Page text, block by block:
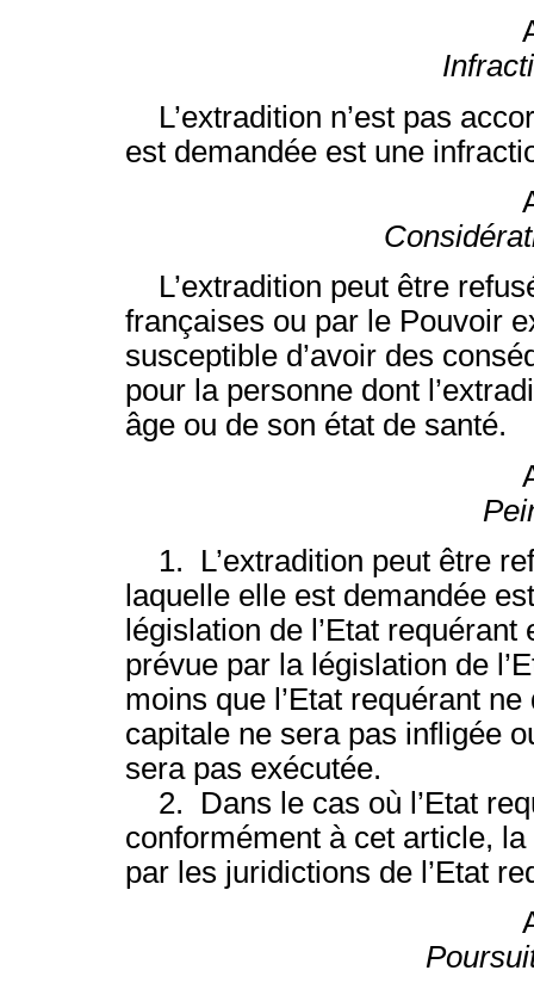
L’extradition n’est pas
est demandée est une
L’extradition peut être
françaises ou par le Pouvoir
susceptible d’avoir des
pour la personne dont
âge ou de son état de santé.
1. L’extradition peut être
laquelle elle est demandée
législation de l’Etat
prévue par la législation de
moins que l’Etat requérant
capitale ne sera pas infligée
sera pas exécutée.
2. Dans le cas où l’Etat
conformément à cet article,
par les juridictions de l’Etat